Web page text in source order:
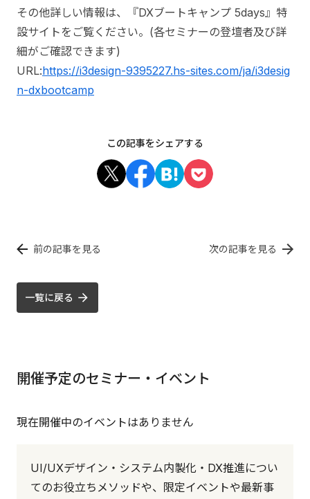
その他詳しい情報は、『DXブートキャンプ 5days』特
設サイトをご覧ください。(各セミナーの登壇者及び詳
細がご確認できます)
URL:https://i3design-9395227.hs-sites.com/ja/i3desig
n-dxbootcamp
この記事をシェアする
前の記事を見る 次の記事を見る
一覧に戻る
開催予定のセミナー・イベント
現在開催中のイベントはありません
UI/UXデザイン・システム内製化・DX推進につい
てのお役立ちメソッドや、限定イベントや最新事